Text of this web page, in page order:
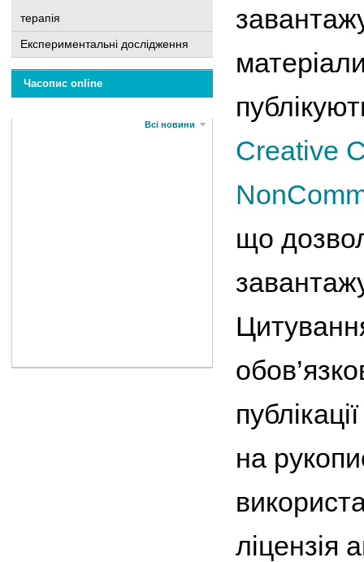
терапія
Експериментальні дослідження
Часопис online
Всі новини
Creative
що
на
ліцензія